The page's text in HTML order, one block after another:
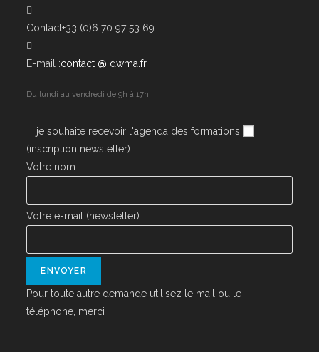
Contact+33 (0)6 70 97 53 69
E-mail :contact @ dwma.fr
Du lundi au vendredi de 9h à 17h
je souhaite recevoir l'agenda des formations
(inscription newsletter)
Votre nom
Votre e-mail (newsletter)
Pour toute autre demande utilisez le mail ou le
téléphone, merci